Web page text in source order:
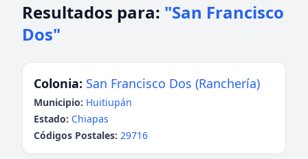
Resultados para: "San Francisco
Dos"
Colonia: San Francisco Dos (Ranchería)
Municipio: Huitiupán
Estado: Chiapas
Códigos Postales: 29716